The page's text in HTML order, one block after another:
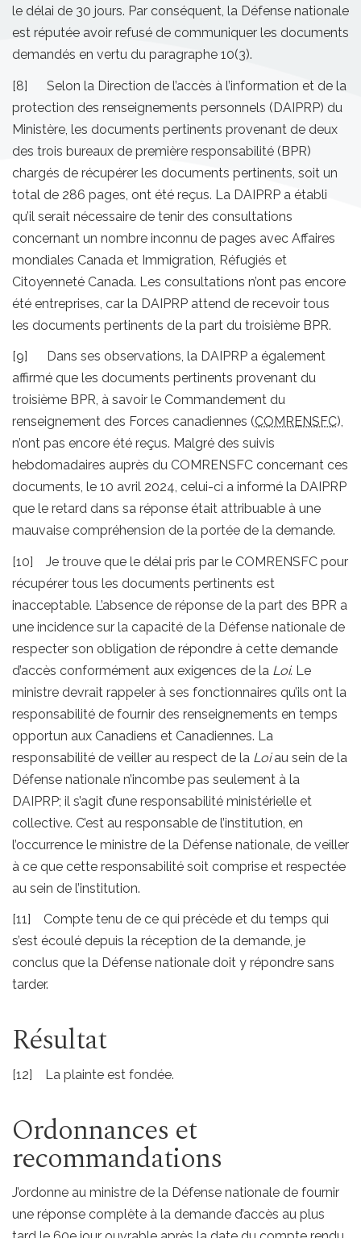
le délai de 30 jours. Par conséquent, la Défense nationale
est réputée avoir refusé de communiquer les documents
demandés en vertu du paragraphe 10(3).
[8] Selon la Direction de l’accès à l’information et de la
protection des renseignements personnels (DAIPRP) du
Ministère, les documents pertinents provenant de deux
des trois bureaux de première responsabilité (BPR)
chargés de récupérer les documents pertinents, soit un
total de 286 pages, ont été reçus. La DAIPRP a établi
qu’il serait nécessaire de tenir des consultations
concernant un nombre inconnu de pages avec Affaires
mondiales Canada et Immigration, Réfugiés et
Citoyenneté Canada. Les consultations n’ont pas encore
été entreprises, car la DAIPRP attend de recevoir tous
les documents pertinents de la part du troisième BPR.
[9] Dans ses observations, la DAIPRP a également
affirmé que les documents pertinents provenant du
troisième BPR, à savoir le Commandement du
renseignement des Forces canadiennes (COMRENSFC),
n’ont pas encore été reçus. Malgré des suivis
hebdomadaires auprès du COMRENSFC concernant ces
documents, le 10 avril 2024, celui-ci a informé la DAIPRP
que le retard dans sa réponse était attribuable à une
mauvaise compréhension de la portée de la demande.
[10] Je trouve que le délai pris par le COMRENSFC pour
récupérer tous les documents pertinents est
inacceptable. L’absence de réponse de la part des BPR a
une incidence sur la capacité de la Défense nationale de
respecter son obligation de répondre à cette demande
d’accès conformément aux exigences de la Loi. Le
ministre devrait rappeler à ses fonctionnaires qu’ils ont la
responsabilité de fournir des renseignements en temps
opportun aux Canadiens et Canadiennes. La
responsabilité de veiller au respect de la Loiau sein de la
Défense nationale n’incombe pas seulement à la
DAIPRP; il s’agit d’une responsabilité ministérielle et
collective. C’est au responsable de l’institution, en
l’occurrence le ministre de la Défense nationale, de veiller
à ce que cette responsabilité soit comprise et respectée
au sein de l’institution.
[11] Compte tenu de ce qui précède et du temps qui
s’est écoulé depuis la réception de la demande, je
conclus que la Défense nationale doit y répondre sans
tarder.
Résultat
[12] La plainte est fondée.
Ordonnances et
recommandations
J’ordonne au ministre de la Défense nationale de fournir
une réponse complète à la demande d’accès au plus